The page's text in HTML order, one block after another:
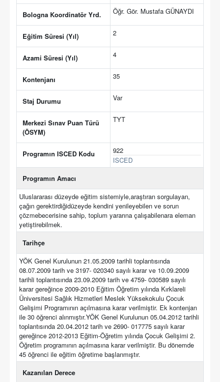
Bologna Koordinatör Yrd. Öğr. Gör. Mustafa GÜNAYDI
Eğitim Süresi (Yıl) 2
Azami Süresi (Yıl) 4
Kontenjanı 35
Staj Durumu Var
Merkezi Sınav Puan Türü
(ÖSYM)
TYT
Programın ISCED Kodu
922
ISCED
Programın Amacı
Uluslararası düzeyde eğitim sistemiyle,araştıran sorgulayan,
çağın gerektirdiğidüzeyde kendini yenileyebilen ve sorun
çözmebecerisine sahip, toplum yararına çalışabilenara eleman
yetiştirebilmek.
Tarihçe
YÖK Genel Kurulunun 21.05.2009 tarihli toplantısında
08.07.2009 tarih ve 3197- 020340 sayılı karar ve 10.09.2009
tarihli toplantısında 23.09.2009 tarih ve 4759- 030589 sayılı
karar gereğince 2009-2010 Eğitim Öğretim yılında Kırklareli
Üniversitesi Sağlık Hizmetleri Meslek Yüksekokulu Çocuk
Gelişimi Programının açılmasına karar verilmiştir. Ek kontenjan
ile 30 öğrenci alınmıştır.YÖK Genel Kurulunun 05.04.2012 tarihli
toplantısında 20.04.2012 tarih ve 2690- 017775 sayılı karar
gereğince 2012-2013 Eğitim-Öğretim yılında Çocuk Gelişimi 2.
Öğretim programının açılmasına karar verilmiştir. Bu dönemde
45 öğrenci ile eğitim öğretime başlanmıştır.
Kazanılan Derece